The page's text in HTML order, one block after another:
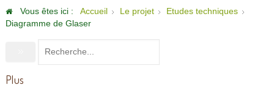
Vous êtes ici : Accueil Le projet
Etudes techniques
Diagramme de Glaser
Plus